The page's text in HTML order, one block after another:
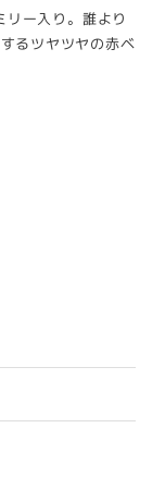
ー入り。誰より
るツヤツヤの赤ベ